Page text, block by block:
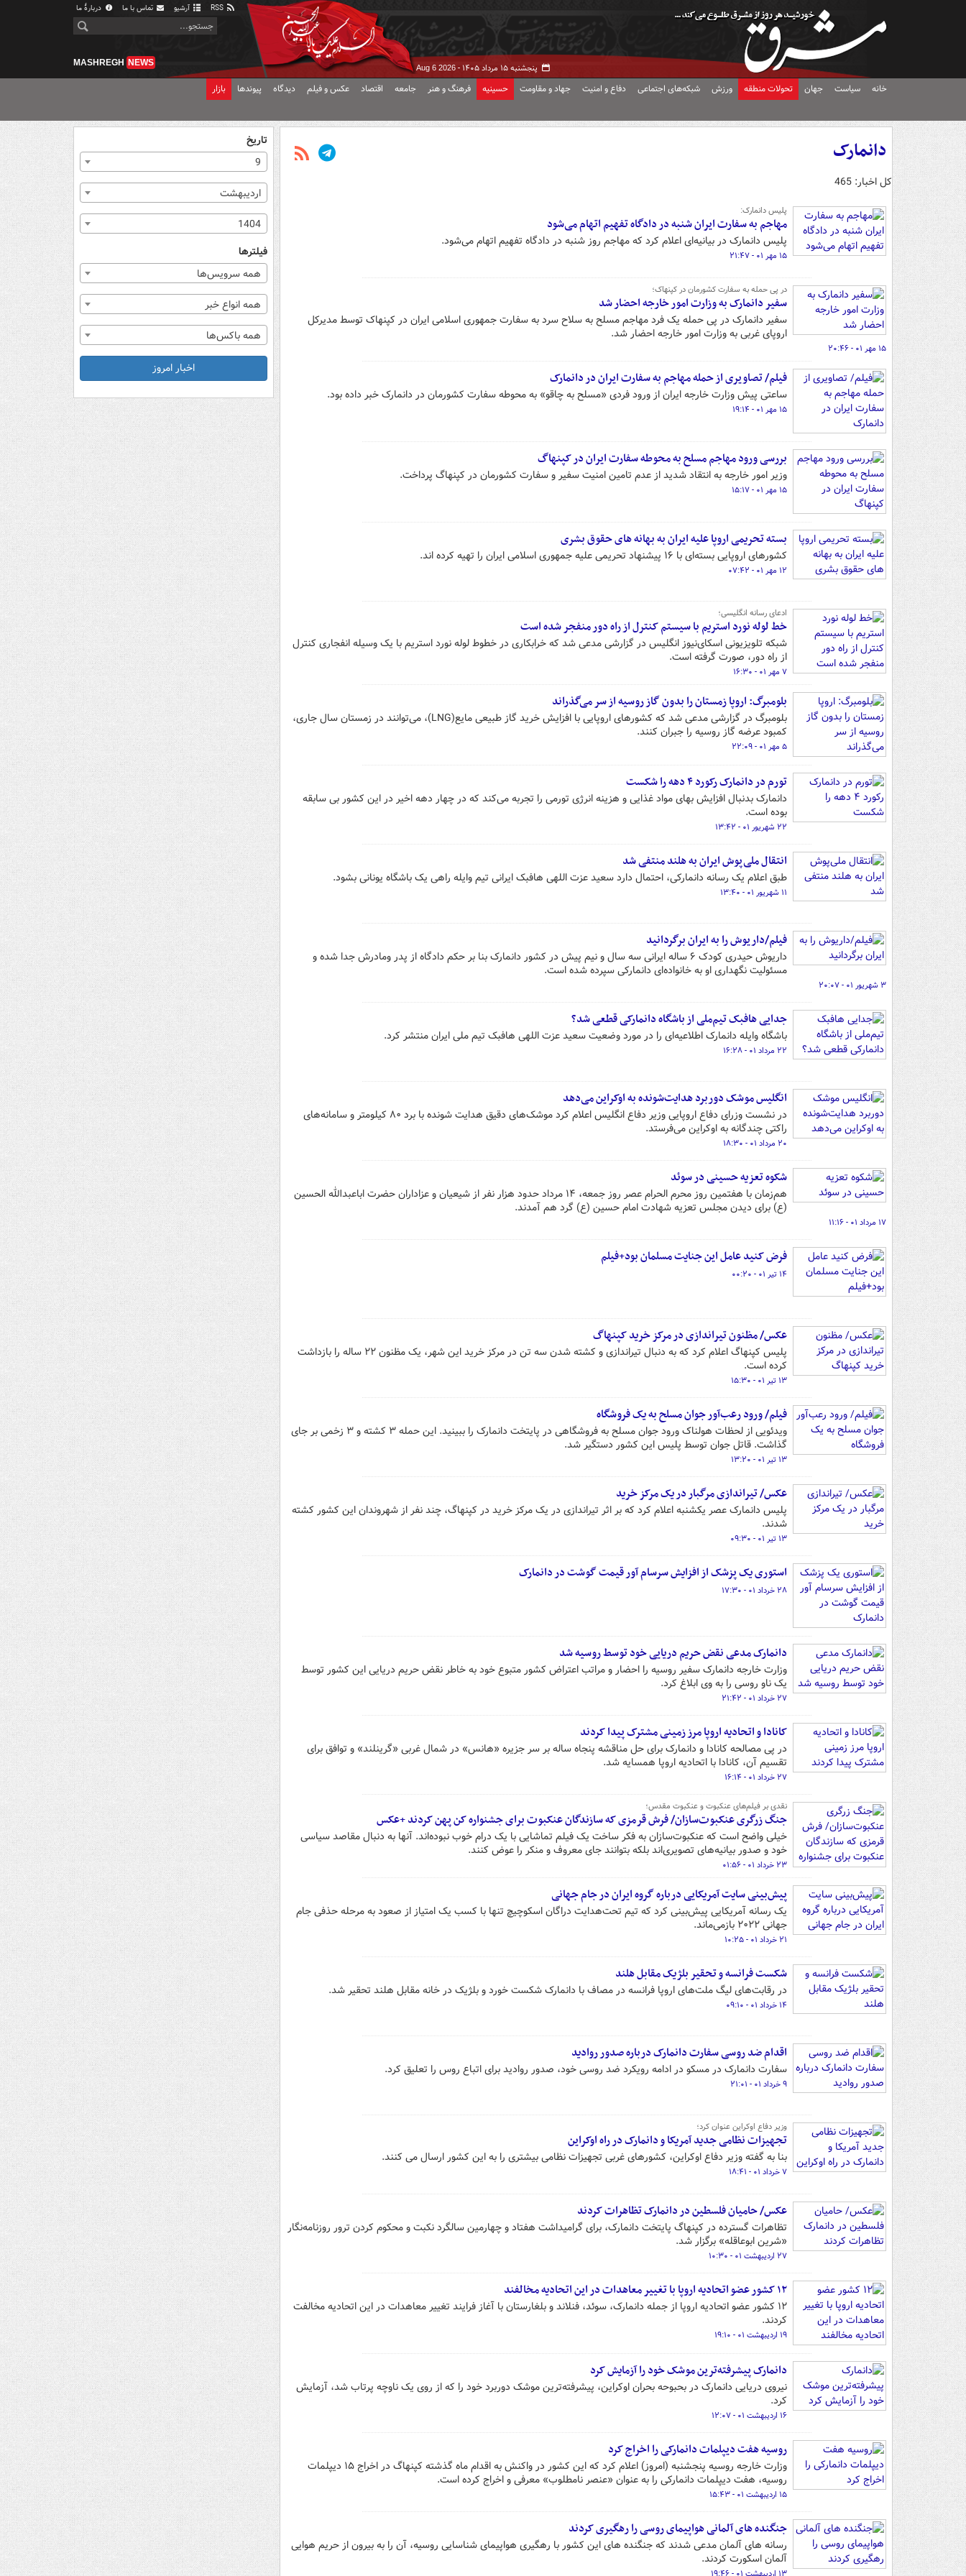
آرشیو تماس با ما دربارهٔ ما
پنجشنبه ۱۵ مرداد ۱۴۰۵ - Aug 6 2026
MASHREGH NEWS
خانه سیاست جهان تحولات منطقه ورزش شبکه‌های اجتماعی دفاع و امنیت جهاد و مقاومت حسینیه فرهنگ و هنر جامعه اقتصاد عکس و فیلم دیدگاه پیوندها بازار
دانمارک
کل اخبار: 465
پلیس دانمارک:
مهاجم به سفارت ایران شنبه در دادگاه تفهیم اتهام می‌شود
پلیس دانمارک در بیانیه‌ای اعلام کرد که مهاجم روز شنبه در دادگاه تفهیم اتهام می‌شود.
۱۵ مهر ۰۱ - ۲۱:۴۷
در پی حمله به سفارت کشورمان در کپنهاک؛
سفیر دانمارک به وزارت امور خارجه احضار شد
سفیر دانمارک در پی حمله یک فرد مهاجم مسلح به سلاح سرد به سفارت جمهوری اسلامی ایران در کپنهاک توسط مدیرکل
اروپای غربی به وزارت امور خارجه احضار شد.
۱۵ مهر ۰۱ - ۲۰:۴۶
فیلم/ تصاویری از حمله مهاجم به سفارت ایران در دانمارک
ساعتی پیش وزارت خارجه ایران از ورود فردی «مسلح به چاقو» به محوطه سفارت کشورمان در دانمارک خبر داده بود.
۱۵ مهر ۰۱ - ۱۹:۱۴
بررسی ورود مهاجم مسلح به محوطه سفارت ایران در کپنهاگ
وزیر امور خارجه به انتقاد شدید از عدم تامین امنیت سفیر و سفارت کشورمان در کپنهاگ پرداخت.
۱۵ مهر ۰۱ - ۱۵:۱۷
بسته تحریمی اروپا علیه ایران به بهانه های حقوق بشری
کشورهای اروپایی بسته‌ای با ۱۶ پیشنهاد تحریمی علیه جمهوری اسلامی ایران را تهیه کرده اند.
۱۲ مهر ۰۱ - ۰۷:۴۲
ادعای رسانه انگلیسی؛
خط لوله نورد استریم با سیستم کنترل از راه دور منفجر شده است
شبکه تلویزیونی اسکای‌نیوز انگلیس در گزارشی مدعی شد که خرابکاری در خطوط لوله نورد استریم با یک وسیله انفجاری کنترل
از راه دور، صورت گرفته است.
۷ مهر ۰۱ - ۱۶:۳۰
بلومبرگ: اروپا زمستان را بدون گاز روسیه از سر می‌گذراند
بلومبرگ در گزارشی مدعی شد که کشورهای اروپایی با افزایش خرید گاز طبیعی مایع(LNG)، می‌توانند در زمستان سال جاری،
کمبود عرضه گاز روسیه را جبران کنند.
۵ مهر ۰۱ - ۲۲:۰۹
تورم در دانمارک رکورد ۴ دهه را شکست
دانمارک بدنبال افزایش بهای مواد غذایی و هزینه انرژی تورمی را تجربه می‌کند که در چهار دهه اخیر در این کشور بی سابقه
بوده است.
۲۲ شهریور ۰۱ - ۱۳:۴۲
انتقال ملی‌پوش ایران به هلند منتفی شد
طبق اعلام یک رسانه دانمارکی، احتمال دارد سعید عزت اللهی هافبک ایرانی تیم وایله راهی یک باشگاه یونانی بشود.
۱۱ شهریور ۰۱ - ۱۳:۴۰
فیلم/داریوش را به ایران برگردانید
داریوش حیدری کودک ۶ ساله ایرانی سه سال و نیم پیش در کشور دانمارک بنا بر حکم دادگاه از پدر ومادرش جدا شده و
مسئولیت نگهداری او به خانواده‌ای دانمارکی سپرده شده است.
۳ شهریور ۰۱ - ۲۰:۰۷
جدایی هافبک تیم‌ملی از باشگاه دانمارکی قطعی شد؟
باشگاه وایله دانمارک اطلاعیه‌ای را در مورد وضعیت سعید عزت اللهی هافبک تیم ملی ایران منتشر کرد.
۲۲ مرداد ۰۱ - ۱۶:۲۸
انگلیس موشک دوربرد هدایت‌شونده به اوکراین می‌دهد
در نشست وزرای دفاع اروپایی وزیر دفاع انگلیس اعلام کرد موشک‌های دقیق هدایت شونده با برد ۸۰ کیلومتر و سامانه‌های
راکتی چندگانه به اوکراین می‌فرستد.
۲۰ مرداد ۰۱ - ۱۸:۳۰
شکوه تعزیه حسینی در سوئد
هم‌زمان با هفتمین روز محرم الحرام عصر روز جمعه، ۱۴ مرداد حدود هزار نفر از شیعیان و عزاداران حضرت اباعبدالله الحسین
(ع) برای دیدن مجلس تعزیه شهادت امام حسین (ع) گرد هم آمدند.
۱۷ مرداد ۰۱ - ۱۱:۱۶
فرض کنید عامل این جنایت مسلمان بود+فیلم
۱۴ تیر ۰۱ - ۰۰:۲۰
عکس/ مظنون تیراندازی در مرکز خرید کپنهاگ
پلیس کپنهاگ اعلام کرد که به دنبال تیراندازی و کشته شدن سه تن در مرکز خرید این شهر، یک مظنون ۲۲ ساله را بازداشت
کرده است.
۱۳ تیر ۰۱ - ۱۵:۳۰
فیلم/ ورود رعب‌آور جوان مسلح به یک فروشگاه
ویدئویی از لحظات هولناک ورود جوان مسلح به فروشگاهی در پایتخت دانمارک را ببینید. این حمله ۳ کشته و ۳ زخمی بر جای
گذاشت. قاتل جوان توسط پلیس این کشور دستگیر شد.
۱۳ تیر ۰۱ - ۱۳:۲۰
عکس/ تیراندازی مرگبار در یک مرکز خرید
پلیس دانمارک عصر یکشنبه اعلام کرد که بر اثر تیراندازی در یک مرکز خرید در کپنهاگ، چند نفر از شهروندان این کشور کشته
شدند.
۱۳ تیر ۰۱ - ۰۹:۳۰
استوری یک پزشک از افزایش سرسام آور قیمت گوشت در دانمارک
۲۸ خرداد ۰۱ - ۱۷:۳۰
دانمارک مدعی نقض حریم دریایی خود توسط روسیه شد
وزارت خارجه دانمارک سفیر روسیه را احضار و مراتب اعتراض کشور متبوع خود به خاطر نقض حریم دریایی این کشور توسط
یک ناو روسی را به وی ابلاغ کرد.
۲۷ خرداد ۰۱ - ۲۱:۴۲
کانادا و اتحادیه اروپا مرز زمینی مشترک پیدا کردند
در پی مصالحه کانادا و دانمارک برای حل مناقشه پنجاه ساله بر سر جزیره «هانس» در شمال غربی «گرینلند» و توافق برای
تقسیم آن، کانادا با اتحادیه اروپا همسایه شد.
۲۷ خرداد ۰۱ - ۱۶:۱۴
نقدی بر فیلم‌های عنکبوت و عنکبوت مقدس؛
جنگ زرگری عنکبوت‌سازان/ فرش قرمزی که سازندگان عنکبوت برای جشنواره کن پهن کردند +عکس
خیلی واضح است که عنکبوت‌سازان به فکر ساخت یک فیلم تماشایی با یک درام خوب نبوده‌اند. آنها به دنبال مقاصد سیاسی
خود و صدور بیانیه‌های تصویری‌اند بلکه بتوانند جای معروف و منکر را عوض کنند.
۲۳ خرداد ۰۱ - ۰۱:۵۶
پیش‌بینی سایت آمریکایی درباره گروه ایران در جام جهانی
یک رسانه آمریکایی پیش‌بینی کرد که تیم تحت‌هدایت دراگان اسکوچیچ تنها با کسب یک امتیاز از صعود به مرحله حذفی جام
جهانی ۲۰۲۲ بازمی‌ماند.
۲۱ خرداد ۰۱ - ۱۰:۲۵
شکست فرانسه و تحقیر بلژیک مقابل هلند
در رقابت‌های لیگ ملت‌های اروپا فرانسه در مصاف با دانمارک شکست خورد و بلژیک در خانه مقابل هلند تحقیر شد.
۱۴ خرداد ۰۱ - ۰۹:۱۰
اقدام ضد روسی سفارت دانمارک درباره صدور روادید
سفارت دانمارک در مسکو در ادامه رویکرد ضد روسی خود، صدور روادید برای اتباع روس را تعلیق کرد.
۹ خرداد ۰۱ - ۲۱:۰۱
وزیر دفاع اوکراین عنوان کرد؛
تجهیزات نظامی جدید آمریکا و دانمارک در راه اوکراین
بنا به گفته وزیر دفاع اوکراین، کشورهای غربی تجهیزات نظامی بیشتری را به این کشور ارسال می کنند.
۷ خرداد ۰۱ - ۱۸:۴۱
عکس/ حامیان فلسطین در دانمارک تظاهرات کردند
تظاهرات گسترده در کپنهاگ پایتخت دانمارک، برای گرامیداشت هفتاد و چهارمین سالگرد نکبت و محکوم کردن ترور روزنامه‌نگار
«شرین ابوعاقله» برگزار شد.
۲۷ اردیبهشت ۰۱ - ۱۰:۳۰
۱۲ کشور عضو اتحادیه اروپا با تغییر معاهدات در این اتحادیه مخالفند
۱۲ کشور عضو اتحادیه اروپا از جمله دانمارک، سوئد، فنلاند و بلغارستان با آغاز فرایند تغییر معاهدات در این اتحادیه مخالفت
کردند.
۱۹ اردیبهشت ۰۱ - ۱۹:۱۰
دانمارک پیشرفته‌ترین موشک خود را آزمایش کرد
نیروی دریایی دانمارک در بحبوحه بحران اوکراین، پیشرفته‌ترین موشک دوربرد خود را که از روی یک ناوچه پرتاب شد، آزمایش
کرد.
۱۶ اردیبهشت ۰۱ - ۱۲:۰۷
روسیه هفت دیپلمات دانمارکی را اخراج کرد
وزارت خارجه روسیه پنجشنبه (امروز) اعلام کرد که این کشور در واکنش به اقدام ماه گذشته کپنهاگ در اخراج ۱۵ دیپلمات
روسیه، هفت دیپلمات دانمارکی را به عنوان «عنصر نامطلوب» معرفی و اخراج کرده است.
۱۵ اردیبهشت ۰۱ - ۱۵:۴۳
جنگنده های آلمانی هواپیمای روسی را رهگیری کردند
رسانه های آلمان مدعی شدند که جنگنده های این کشور با رهگیری هواپیمای شناسایی روسیه، آن را به بیرون از حریم هوایی
آلمان اسکورت کردند.
تاریخ
9
اردیبهشت
1404
فیلترها
همه سرویس‌ها
همه انواع خبر
همه باکس‌ها
اخبار امروز